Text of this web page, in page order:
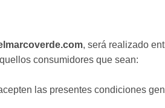
, será realizado
consumidores que sean:
las presentes condiciones